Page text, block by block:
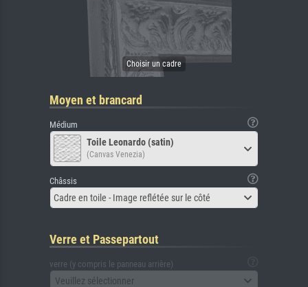
Moyen et brancard
Médium
Toile Leonardo (satin)
(Canvas Venezia)
Châssis
Cadre en toile - Image reflétée sur le côté
Verre et Passepartout
verre (y compris le panneau arrière)
Veuillez sélectionner